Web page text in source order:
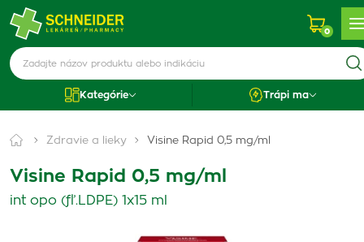
0
Kategórie Trápi ma
Zdravie a lieky Visine Rapid 0,5 mg/ml
Visine Rapid 0,5 mg/ml
int opo (fľ.LDPE) 1x15 ml